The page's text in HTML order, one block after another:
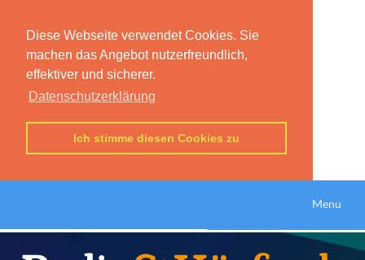
Diese Webseite verwendet Cookies. Sie
machen das Angebot nutzerfreundlich,
effektiver und sicherer.
Datenschutzerklärung
Ich stimme diesen Cookies zu
Menu